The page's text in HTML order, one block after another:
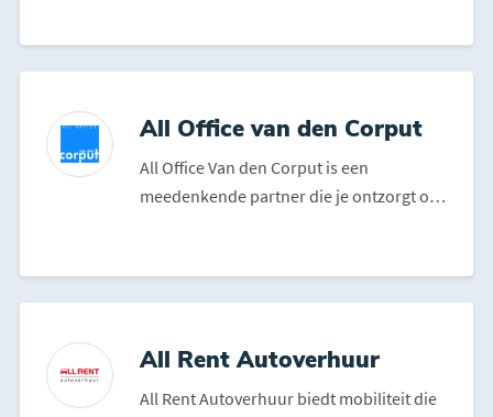
All Office van den Corput
All Office Van den Corput is een
meedenkende partner die je ontzorgt op
All Rent Autoverhuur
All Rent Autoverhuur biedt mobiliteit die